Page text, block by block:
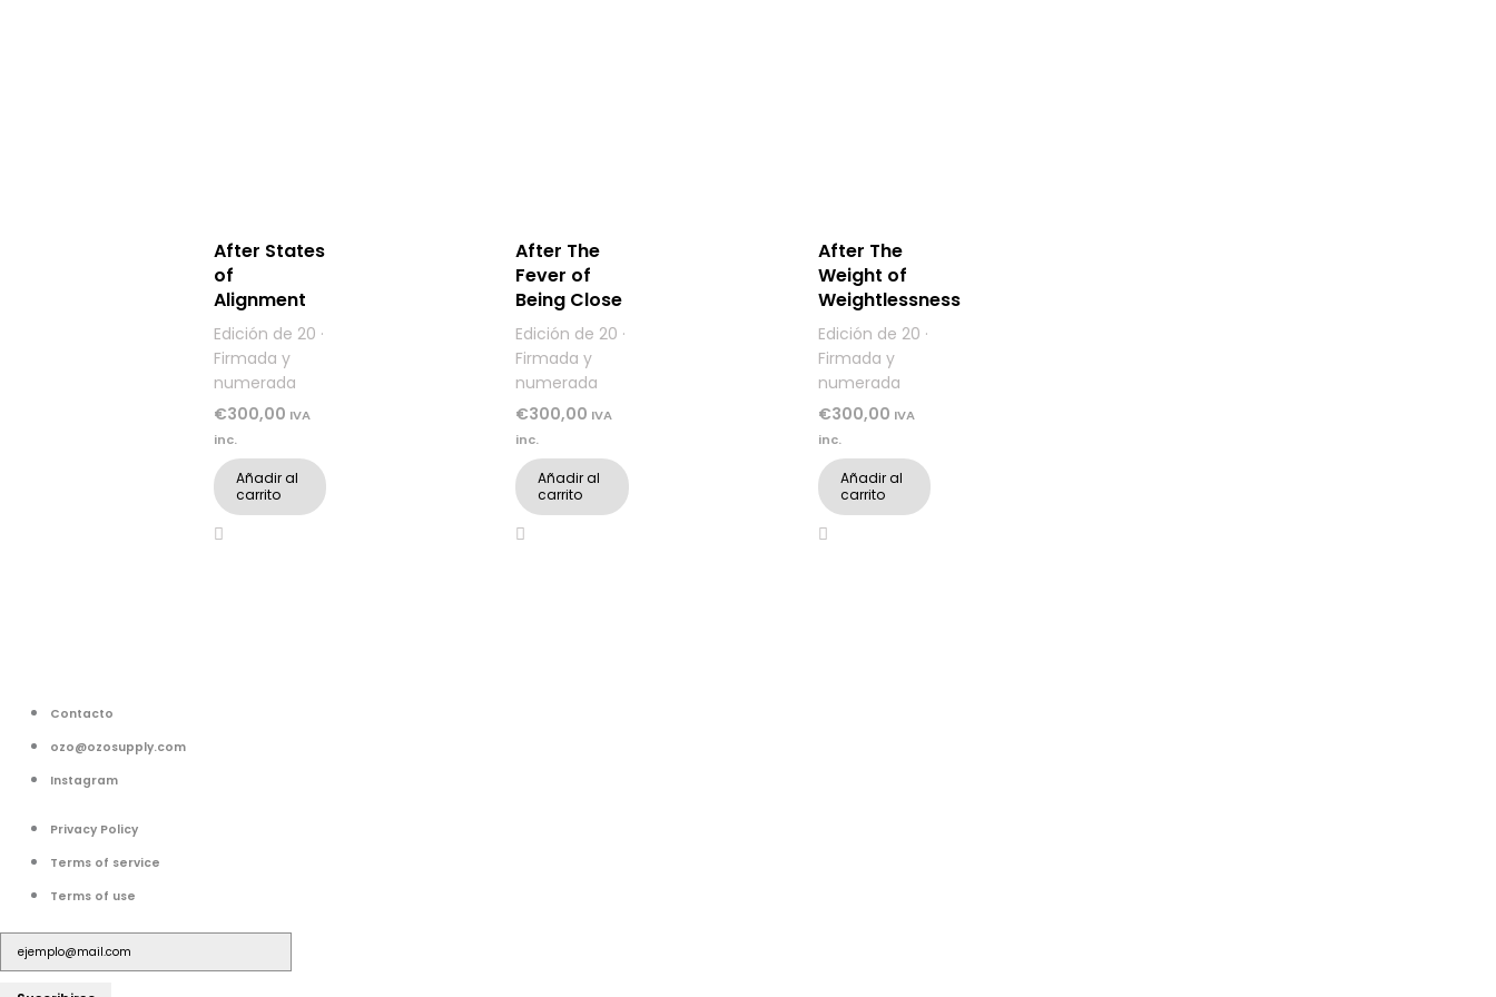
After States
of
Alignment
Edición de 20 ·
Firmada y
numerada
€300,00 IVA
inc.
Añadir al
carrito
After The
Fever of
Being Close
Edición de 20 ·
Firmada y
numerada
€300,00 IVA
inc.
Añadir al
carrito
After The
Weight of
Weightlessness
Edición de 20 ·
Firmada y
numerada
€300,00 IVA
inc.
Añadir al
carrito
Contacto
ozo@ozosupply.com
Instagram
Privacy Policy
Terms of service
Terms of use